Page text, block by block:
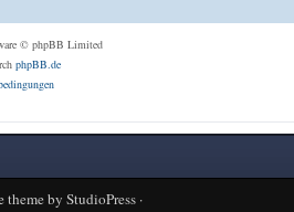
© phpBB Limited
phpBB.de
themeby StudioPress·